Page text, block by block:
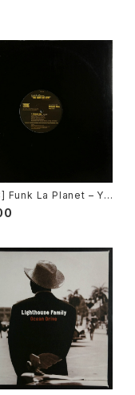
Funk La Planet – Yo
Me Love (Funk La
007)[Funk La Plane